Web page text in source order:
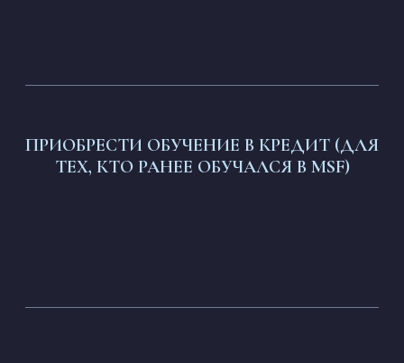
ПРИОБРЕСТИ ОБУЧЕНИЕ В КРЕДИТ (ДЛЯ
ТЕХ, КТО РАНЕЕ ОБУЧАЛСЯ В MSF)